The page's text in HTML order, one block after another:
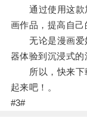
通过使用这款
画作品，提高自己
无论是漫画爱
器体验到沉浸式的
所以，快来下
起来吧！。
#3#